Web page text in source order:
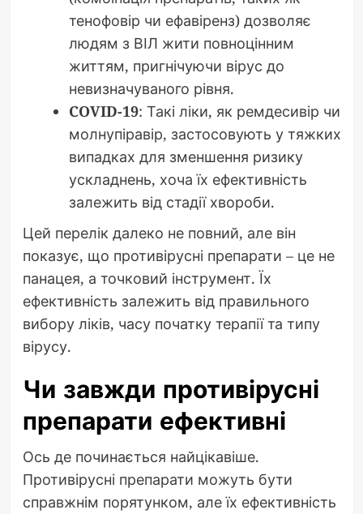
тенофовір чи ефавіренз) дозволяє
людям з ВІЛ жити повноцінним
життям, пригнічуючи вірус до
невизначуваного рівня.
COVID-19: Такі ліки, як ремдесивір чи
молнупіравір, застосовують у тяжких
випадках для зменшення ризику
ускладнень, хоча їх ефективність
залежить від стадії хвороби.
Цей перелік далеко не повний, але він
показує, що противірусні препарати – це не
панацея, а точковий інструмент. Їх
ефективність залежить від правильного
вибору ліків, часу початку терапії та типу
вірусу.
Чи завжди противірусні
препарати ефективні
Ось де починається найцікавіше.
Противірусні препарати можуть бути
справжнім порятунком, але їх ефективність